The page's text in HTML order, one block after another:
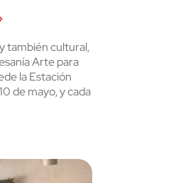
también cultural,
Arte para
la Estación
de mayo, y cada